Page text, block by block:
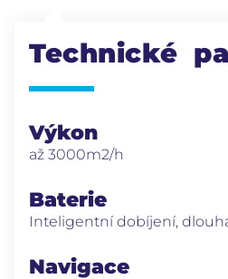
Technické
Výkon
až 3000m2/h
Baterie
Inteligentní dobíjení,
Navigace